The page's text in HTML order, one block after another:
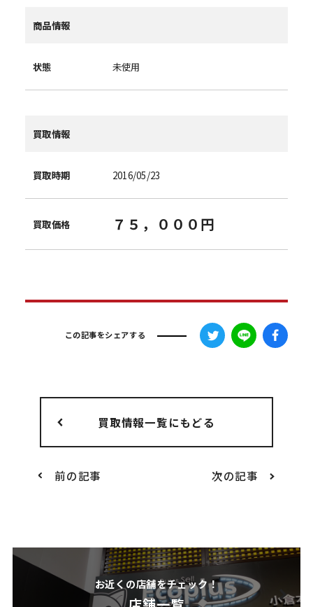
商品情報
状態 未使用
買取情報
買取時期 2016/05/23
買取価格 ７５，０００円
この記事をシェアする
前の記事
買取情報一覧にもどる
次の記事
お近くの店舗をチェック！